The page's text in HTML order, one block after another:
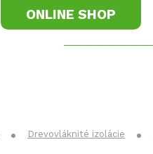
Drevovláknité izolácie
ONLINE SHOP